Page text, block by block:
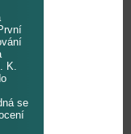
K.
se